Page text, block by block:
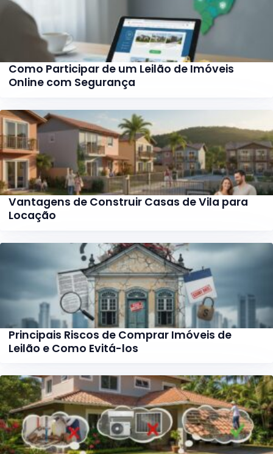
Como Participar de um Leilão de Imóveis
Online com Segurança
Vantagens de Construir Casas de Vila para
Locação
Principais Riscos de Comprar Imóveis de
Leilão e Como Evitá-los